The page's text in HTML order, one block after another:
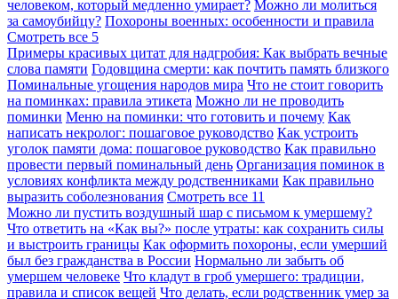
человеком, который медленно умирает? Можно ли молиться
за самоубийцу? Похороны военных: особенности и правила
Смотреть все 5
Примеры красивых цитат для надгробия: Как выбрать вечные
слова памяти Годовщина смерти: как почтить память близкого
Поминальные угощения народов мира Что не стоит говорить
на поминках: правила этикета Можно ли не проводить
поминки Меню на поминки: что готовить и почему Как
написать некролог: пошаговое руководство Как устроить
уголок памяти дома: пошаговое руководство Как правильно
провести первый поминальный день Организация поминок в
условиях конфликта между родственниками Как правильно
выразить соболезнования Смотреть все 11
Можно ли пустить воздушный шар с письмом к умершему?
Что ответить на «Как вы?» после утраты: как сохранить силы
и выстроить границы Как оформить похороны, если умерший
был без гражданства в России Нормально ли забыть об
умершем человеке Что кладут в гроб умершего: традиции,
правила и список вещей Что делать, если родственник умер за